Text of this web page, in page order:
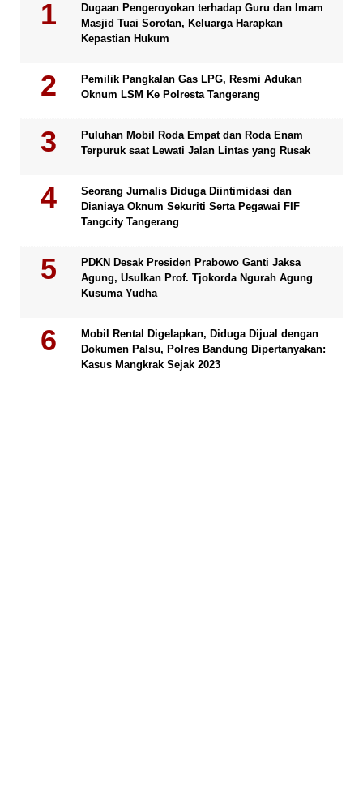
Dugaan Pengeroyokan terhadap Guru dan Imam
Masjid Tuai Sorotan, Keluarga Harapkan
Kepastian Hukum
Pemilik Pangkalan Gas LPG, Resmi Adukan
Oknum LSM Ke Polresta Tangerang
Puluhan Mobil Roda Empat dan Roda Enam
Terpuruk saat Lewati Jalan Lintas yang Rusak
Seorang Jurnalis Diduga Diintimidasi dan
Dianiaya Oknum Sekuriti Serta Pegawai FIF
Tangcity Tangerang
PDKN Desak Presiden Prabowo Ganti Jaksa
Agung, Usulkan Prof. Tjokorda Ngurah Agung
Kusuma Yudha
Mobil Rental Digelapkan, Diduga Dijual dengan
Dokumen Palsu, Polres Bandung Dipertanyakan:
Kasus Mangkrak Sejak 2023